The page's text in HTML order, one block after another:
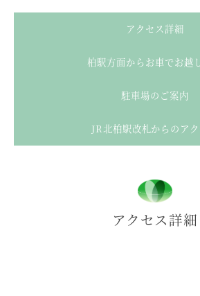
アクセス詳細
柏駅方面からお車でお越
駐車場のご案内
JR北柏駅改札からのア
アクセス詳細